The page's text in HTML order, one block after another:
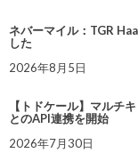
ネバーマイル：TGR
した
2026年8月5日
【トドケール】マルチ
とのAPI連携を開始
2026年7月30日